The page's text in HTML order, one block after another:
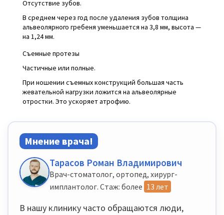
Отсутствие зубов.
В среднем через год после удаления зубов толщина
альвеолярного гребеня уменьшается на 3,8 мм, высота —
на 1,24 мм.
Съемные протезы
Частичные или полные.
При ношении съемных конструкций большая часть
жевательной нагрузки ложится на альвеолярные
отростки. Это ускоряет атрофию.
Мнение врача!
Тарасов Роман Владимирович
Врач-стоматолог, ортопед, хирург-
имплантолог. Стаж: более 13 лет
В нашу клинику часто обращаются люди,